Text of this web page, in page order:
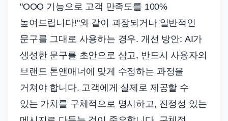
"OOO 기능으로 고객 만족도를 100%
높여드립니다!"와 같이 과장되거나 일반적인
문구를 그대로 사용하는 경우. 개선 방안: AI가
생성한 문구를 초안으로 삼고, 반드시 사용자의
브랜드 톤앤매너에 맞게 수정하는 과정을
거쳐야 합니다. 고객에게 실제로 제공할 수
있는 가치를 구체적으로 명시하고, 진정성 있는